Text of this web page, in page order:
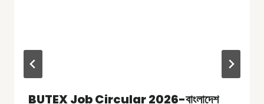
BUTEX Job Circular 2026-বাংলাদেশ